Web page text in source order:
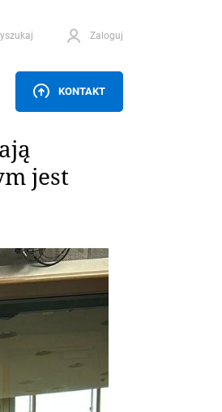
Zaloguj
KONTAKT
jest